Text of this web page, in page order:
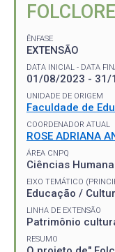
ÊNFASE
EXTENSÃO
DATA INICIAL - DATA
01/08/2023 - 31/
UNIDADE DE ORIGEM
Faculdade de
COORDENADOR ATUAL
ROSE ADRIANA
ÁREA CNPQ
Ciências
EIXO TEMÁTICO
Educação /
LINHA DE EXTENSÃO
Patrimônio
RESUMO